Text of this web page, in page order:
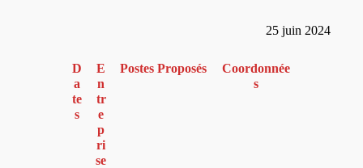
25 juin 2024
D
a
te
s
E
n
tr
e
p
ri
se
Postes Proposés
Coordonnée
s